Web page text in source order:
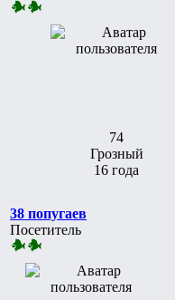
74
Грозный
16 года
38 попугаев
Посетитель